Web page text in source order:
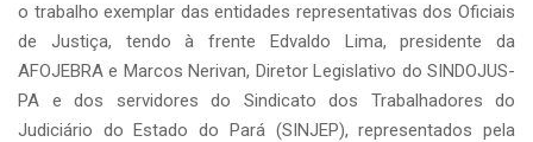
o trabalho exemplar das entidades representativas dos Oficiais
de Justiça, tendo à frente Edvaldo Lima, presidente da
AFOJEBRA e Marcos Nerivan, Diretor Legislativo do SINDOJUS-
PA e dos servidores do Sindicato dos Trabalhadores do
Judiciário do Estado do Pará (SINJEP), representados pela